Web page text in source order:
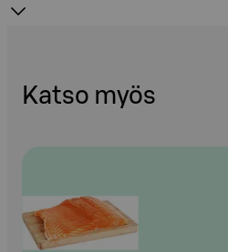
Katso myös